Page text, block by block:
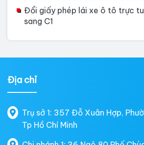
Đổi giấy phép lái xe ô tô trực
sang C1
Địa chỉ
Trụ sở 1: 357 Đỗ Xuân Hợp,
Tp Hồ Chí Minh